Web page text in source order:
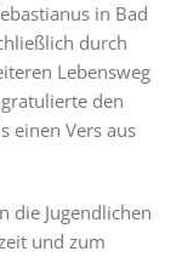
in Bad
durch
Lebensweg
den
einen Vers aus
die Jugendlichen
und zum